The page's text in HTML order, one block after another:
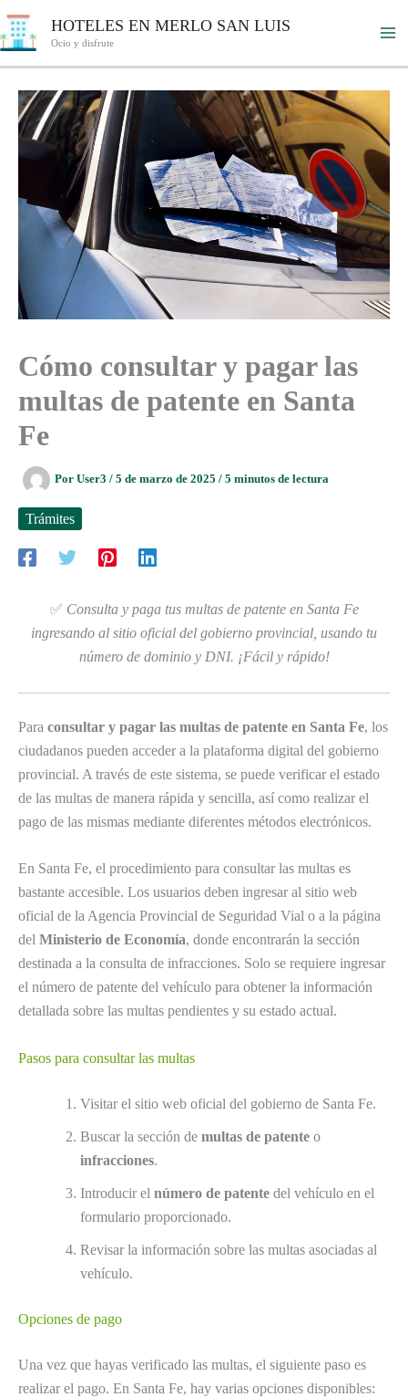
al
HOTELES EN MERLO SAN LUIS
Ocio y disfrute
Cómo consultar y pagar las
multas de patente en Santa
Fe
Por User3 / 5 de marzo de 2025 / 5 minutos de lectura
Trámites
✅ Consulta y paga tus multas de patente en Santa Fe
ingresando al sitio oficial del gobierno provincial, usando tu
número de dominio y DNI. ¡Fácil y rápido!
Para consultar y pagar las multas de patente en Santa Fe, los
ciudadanos pueden acceder a la plataforma digital del gobierno
provincial. A través de este sistema, se puede verificar el estado
de las multas de manera rápida y sencilla, así como realizar el
pago de las mismas mediante diferentes métodos electrónicos.
En Santa Fe, el procedimiento para consultar las multas es
bastante accesible. Los usuarios deben ingresar al sitio web
oficial de la Agencia Provincial de Seguridad Vial o a la página
del Ministerio de Economía, donde encontrarán la sección
destinada a la consulta de infracciones. Solo se requiere ingresar
el número de patente del vehículo para obtener la información
detallada sobre las multas pendientes y su estado actual.
Pasos para consultar las multas
Visitar el sitio web oficial del gobierno de Santa Fe.
Buscar la sección de multas de patente o
infracciones.
Introducir el número de patente del vehículo en el
formulario proporcionado.
Revisar la información sobre las multas asociadas al
vehículo.
Opciones de pago
Una vez que hayas verificado las multas, el siguiente paso es
realizar el pago. En Santa Fe, hay varias opciones disponibles: